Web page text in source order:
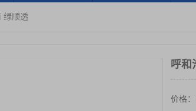
绿顺透
呼和
价格：